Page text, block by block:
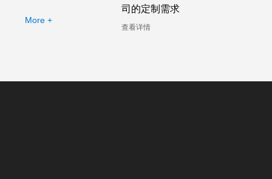
More +
司的定制需求
查看详情